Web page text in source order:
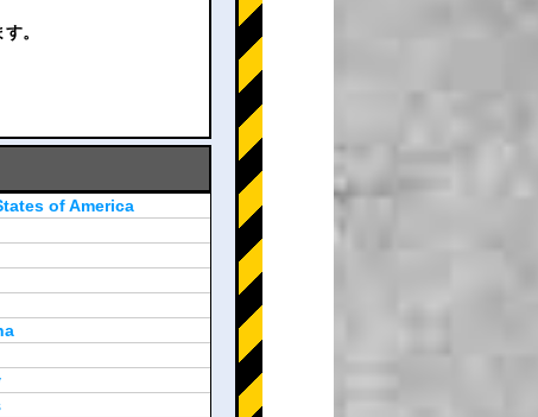
。
of America